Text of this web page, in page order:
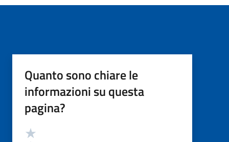
Quanto sono chiare le
informazioni su questa
pagina?
Valutazione